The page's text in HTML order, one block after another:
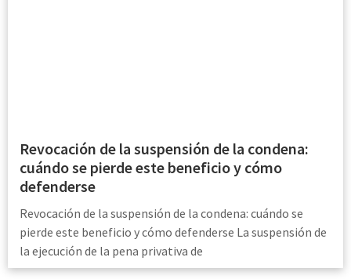
Revocación de la suspensión de la condena:
cuándo se pierde este beneficio y cómo
defenderse
Revocación de la suspensión de la condena: cuándo se
pierde este beneficio y cómo defenderse La suspensión de
la ejecución de la pena privativa de